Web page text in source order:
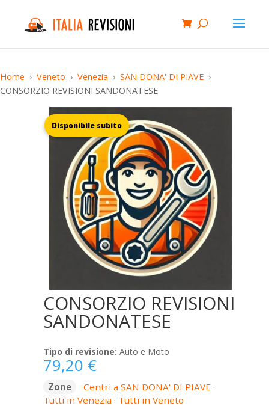
Home Veneto Venezia
SAN DONA' DI PIAVE
CONSORZIO REVISIONI SANDONATESE
CONSORZIO REVISIONI
SANDONATESE
Tipo di revisione: Auto e Moto
79,20 €
Zone Centri a SAN DONA' DI PIAVE ·
Tutti in Venezia · Tutti in Veneto